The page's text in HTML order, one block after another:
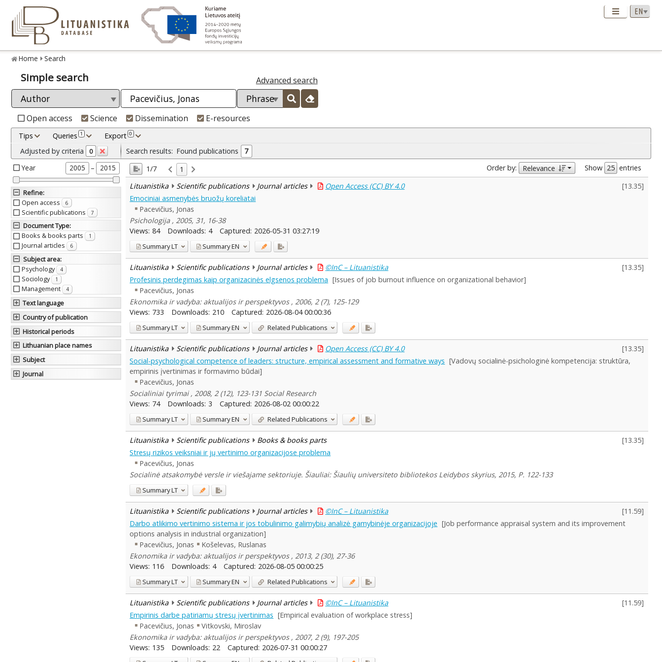
Home Search
Simple search Advanced search
Open access Science Dissemination E-resources
Tips Queries 1 Export 0
Adjusted by criteria 0
Year 2005 – 2015
Refine:
Open access
6
Scientific publications 7
Document Type:
Books & books parts
1
Journal articles 6
Subject area:
Psychology
4
Sociology 1
Management 4
Text language
Country of publication
Historical periods
Lithuanian place names
Subject
Journal
Search results: Found publications
7
1/7
1 Order by: Relevance Show
entries
Lituanistika
Scientific publications Journal articles Open Access (CC) BY 4.0 [13.35]
Emociniai asmenybės bruožų koreliatai
Pacevičius, Jonas
Psichologija , 2005, 31, 16-38
Views: 84 Downloads: 4 Captured: 2026-05-31 03:27:19
SummaryLT SummaryEN
Lituanistika Scientific publications Journal articles ©InC – Lituanistika [13.35]
Profesinis perdegimas kaip organizacinės elgsenos problema [Issues of job burnout influence on organizational behavior]
Pacevičius, Jonas
Ekonomika ir vadyba: aktualijos ir perspektyvos , 2006, 2 (7), 125-129
Views: 733 Downloads: 210 Captured: 2026-08-04 00:00:36
SummaryLT SummaryEN Related Publications
Lituanistika Scientific publications Journal articles Open Access (CC) BY 4.0 [13.35]
Social-psychological competence of leaders: structure, empirical assessment and formative ways [Vadovų socialinė-psichologinė kompetencija: struktūra,
empirinis įvertinimas ir formavimo būdai]
Pacevičius, Jonas
Socialiniai tyrimai , 2008, 2 (12), 123-131 Social Research
Views: 74 Downloads: 3 Captured: 2026-08-02 00:00:22
SummaryLT SummaryEN Related Publications
Lituanistika Scientific publications Books & books parts [13.35]
Stresų rizikos veiksniai ir jų vertinimo organizacijose problema
Pacevičius, Jonas
Socialinė atsakomybė versle ir viešajame sektoriuje. Šiauliai: Šiaulių universiteto bibliotekos Leidybos skyrius, 2015, P. 122-133
SummaryLT
Lituanistika Scientific publications Journal articles ©InC – Lituanistika [11.59]
Darbo atlikimo vertinimo sistema ir jos tobulinimo galimybių analizė gamybinėje organizacijoje [Job performance appraisal system and its improvement
options analysis in industrial organization]
Pacevičius, Jonas
Košelevas, Ruslanas
Ekonomika ir vadyba: aktualijos ir perspektyvos , 2013, 2 (30), 27-36
Views: 116 Downloads: 4 Captured: 2026-08-05 00:00:25
SummaryLT SummaryEN Related Publications
Lituanistika Scientific publications Journal articles ©InC – Lituanistika [11.59]
Empirinis darbe patiriamų stresų įvertinimas [Empirical evaluation of workplace stress]
Pacevičius, Jonas
Vitkovski, Miroslav
Ekonomika ir vadyba: aktualijos ir perspektyvos , 2007, 2 (9), 197-205
Views: 135 Downloads: 22 Captured: 2026-07-31 00:00:27